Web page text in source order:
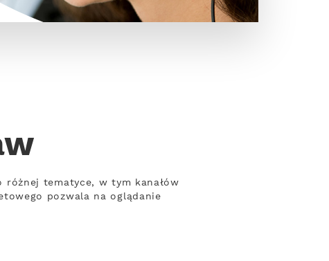
różnej tematyce, w tym kanałów
pozwala na oglądanie